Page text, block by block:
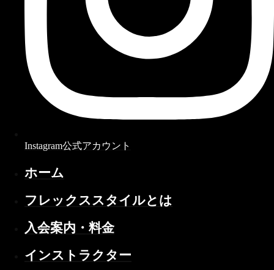
Instagram公式アカウント
ホーム
フレックススタイルとは
入会案内・料金
インストラクター